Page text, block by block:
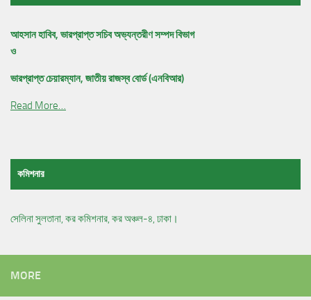
আহসান হাবিব, ভারপ্রাপ্ত সচিব অভ্যন্তরীণ সম্পদ বিভাগ
ও
ভারপ্রাপ্ত চেয়ারম্যান, জাতীয় রাজস্ব বোর্ড (এনবিআর)
Read More…
কমিশনার
সেলিনা সুলতানা, কর কমিশনার, কর অঞ্চল-৪, ঢাকা।
MORE